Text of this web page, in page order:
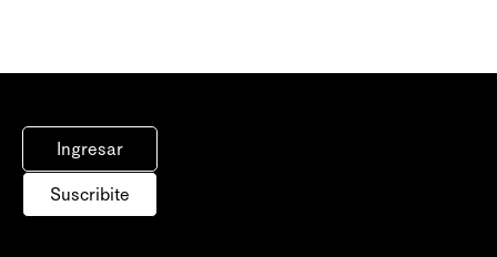
Ingresar
Suscribite